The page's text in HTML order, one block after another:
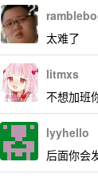
太难了
litmxs
不想加班
lyyhello
后面你会